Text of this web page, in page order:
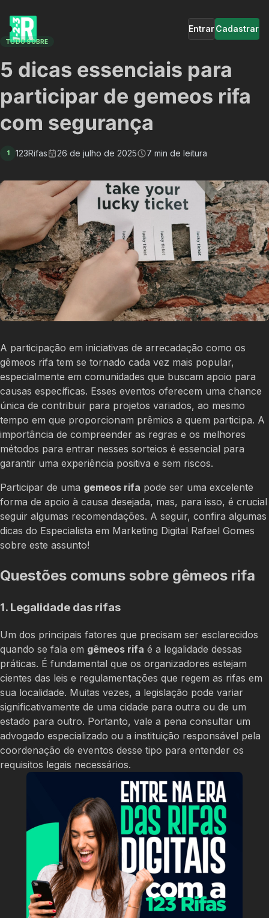
EntrarCadastrar
TUDO SOBRE
5 dicas essenciais para
participar de gemeos rifa
com segurança
1 123Rifas 26 de julho de 2025 7 min de leitura
A participação em iniciativas de arrecadação como os
gêmeos rifa tem se tornado cada vez mais popular,
especialmente em comunidades que buscam apoio para
causas específicas. Esses eventos oferecem uma chance
única de contribuir para projetos variados, ao mesmo
tempo em que proporcionam prêmios a quem participa. A
importância de compreender as regras e os melhores
métodos para entrar nesses sorteios é essencial para
garantir uma experiência positiva e sem riscos.
Participar de uma gemeos rifa pode ser uma excelente
forma de apoio à causa desejada, mas, para isso, é crucial
seguir algumas recomendações. A seguir, confira algumas
dicas do Especialista em Marketing Digital Rafael Gomes
sobre este assunto!
Questões comuns sobre gêmeos rifa
1. Legalidade das rifas
Um dos principais fatores que precisam ser esclarecidos
quando se fala em gêmeos rifa é a legalidade dessas
práticas. É fundamental que os organizadores estejam
cientes das leis e regulamentações que regem as rifas em
sua localidade. Muitas vezes, a legislação pode variar
significativamente de uma cidade para outra ou de um
estado para outro. Portanto, vale a pena consultar um
advogado especializado ou a instituição responsável pela
coordenação de eventos desse tipo para entender os
requisitos legais necessários.